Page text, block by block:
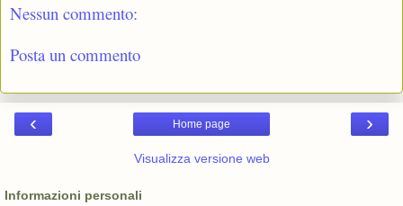
Nessun commento:
Posta un commento
‹ ›
Home page
Visualizza versione web
Informazioni personali